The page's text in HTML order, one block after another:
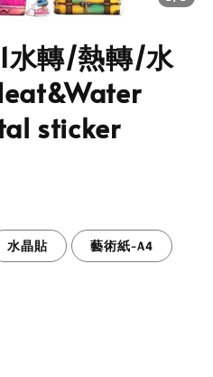
水轉/熱轉/水
sticker
水晶貼
藝術紙-A4